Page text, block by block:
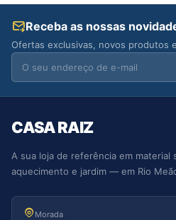
Receba as nossas
Ofertas exclusivas, novos produtos
CASA RAIZ
A sua loja de referência em material
aquecimento e jardim — em Rio
Morada